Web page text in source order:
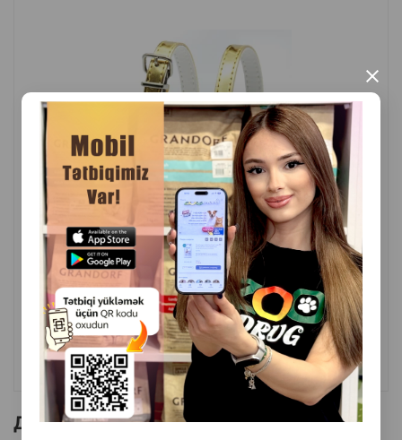
×
нейлоновой стропы гладкие, а специальное плетение
и свойства самого нейлона не позволяют им
растягиваться или рваться. При правильной посадке
ошейник не будет натирать. Нейлон не чувствителен
к окружающей температуре воздуха, а также не
впитывает влагу. Поэтому в любую погоду он не
будет парить или доставлять дискомфорт. Яркие
краски не тускнеют и не линяют, если вы постираете
ошейник.
Страна производитель: Китай.
( Отзывы)
Масса Цена
Купить
2.40
КУПИТЬ
Другие товоры бренда